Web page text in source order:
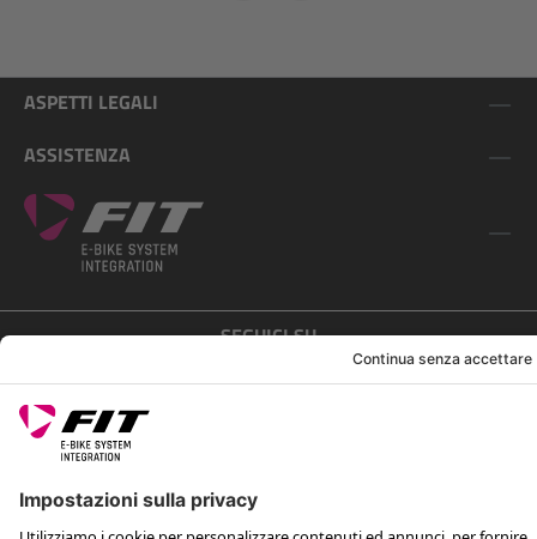
ASPETTI LEGALI
ASSISTENZA
SEGUICI SU
*Prezzo consigliato non vincolante, incl. IVA e spese di spedizione
Rotax Bike Technology AG © 2025